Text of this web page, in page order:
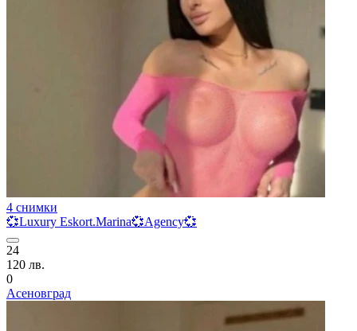
4 снимки
💞Luxury Eskort.Marina💞Agency💞
24
120 лв.
0
Асеновград